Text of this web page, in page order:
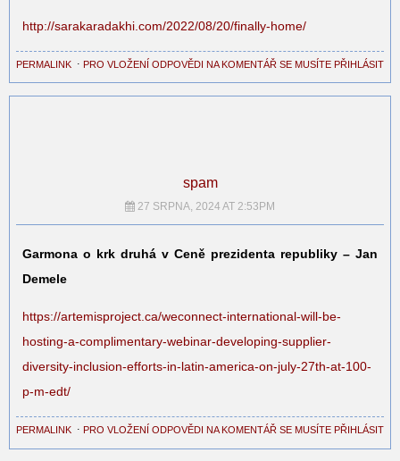
http://sarakaradakhi.com/2022/08/20/finally-home/
PERMALINK ⋅ PRO VLOŽENÍ ODPOVĚDI NA KOMENTÁŘ SE MUSÍTE PŘIHLÁSIT
spam
27 SRPNA, 2024 AT 2:53PM
Garmona o krk druhá v Ceně prezidenta republiky – Jan
Demele
https://artemisproject.ca/weconnect-international-will-be-
hosting-a-complimentary-webinar-developing-supplier-
diversity-inclusion-efforts-in-latin-america-on-july-27th-at-100-
p-m-edt/
PERMALINK ⋅ PRO VLOŽENÍ ODPOVĚDI NA KOMENTÁŘ SE MUSÍTE PŘIHLÁSIT